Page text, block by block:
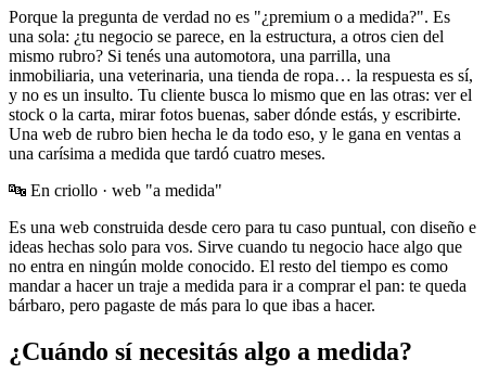
Porque la pregunta de verdad no es "¿premium o a medida?". Es
una sola: ¿tu negocio se parece, en la estructura, a otros cien del
mismo rubro? Si tenés una automotora, una parrilla, una
inmobiliaria, una veterinaria, una tienda de ropa… la respuesta es sí,
y no es un insulto. Tu cliente busca lo mismo que en las otras: ver el
stock o la carta, mirar fotos buenas, saber dónde estás, y escribirte.
Una web de rubro bien hecha le da todo eso, y le gana en ventas a
una carísima a medida que tardó cuatro meses.
🔤 En criollo · web "a medida"
Es una web construida desde cero para tu caso puntual, con diseño e
ideas hechas solo para vos. Sirve cuando tu negocio hace algo que
no entra en ningún molde conocido. El resto del tiempo es como
mandar a hacer un traje a medida para ir a comprar el pan: te queda
bárbaro, pero pagaste de más para lo que ibas a hacer.
¿Cuándo sí necesitás algo a medida?